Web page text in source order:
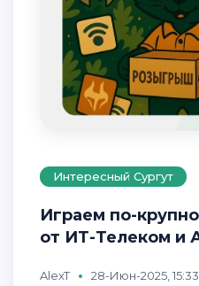
Интересный Сургут
Играем по-
от ИТ-Телеком и
AlexT 28-Июн-2025, 15:33